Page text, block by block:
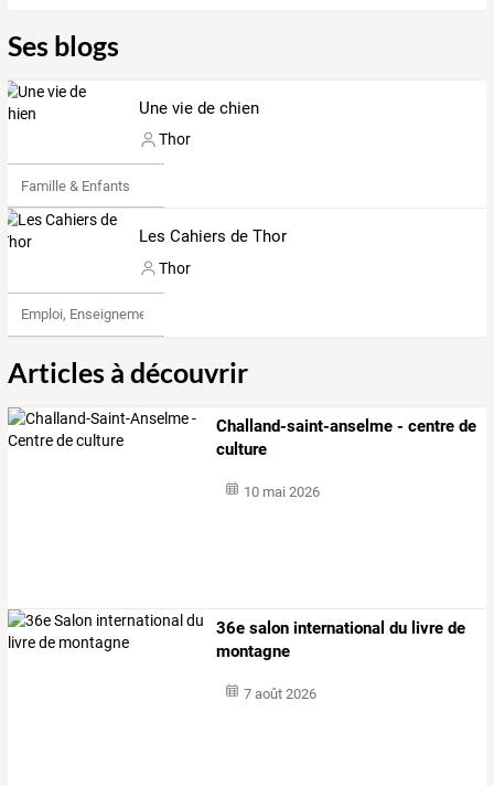
Ses blogs
Une vie de chien
Thor
Famille & Enfants
Les Cahiers de Thor
Thor
Emploi, Enseignement & Etudes
Articles à découvrir
Challand-saint-anselme - centre de
culture
10 mai 2026
36e salon international du livre de
montagne
7 août 2026